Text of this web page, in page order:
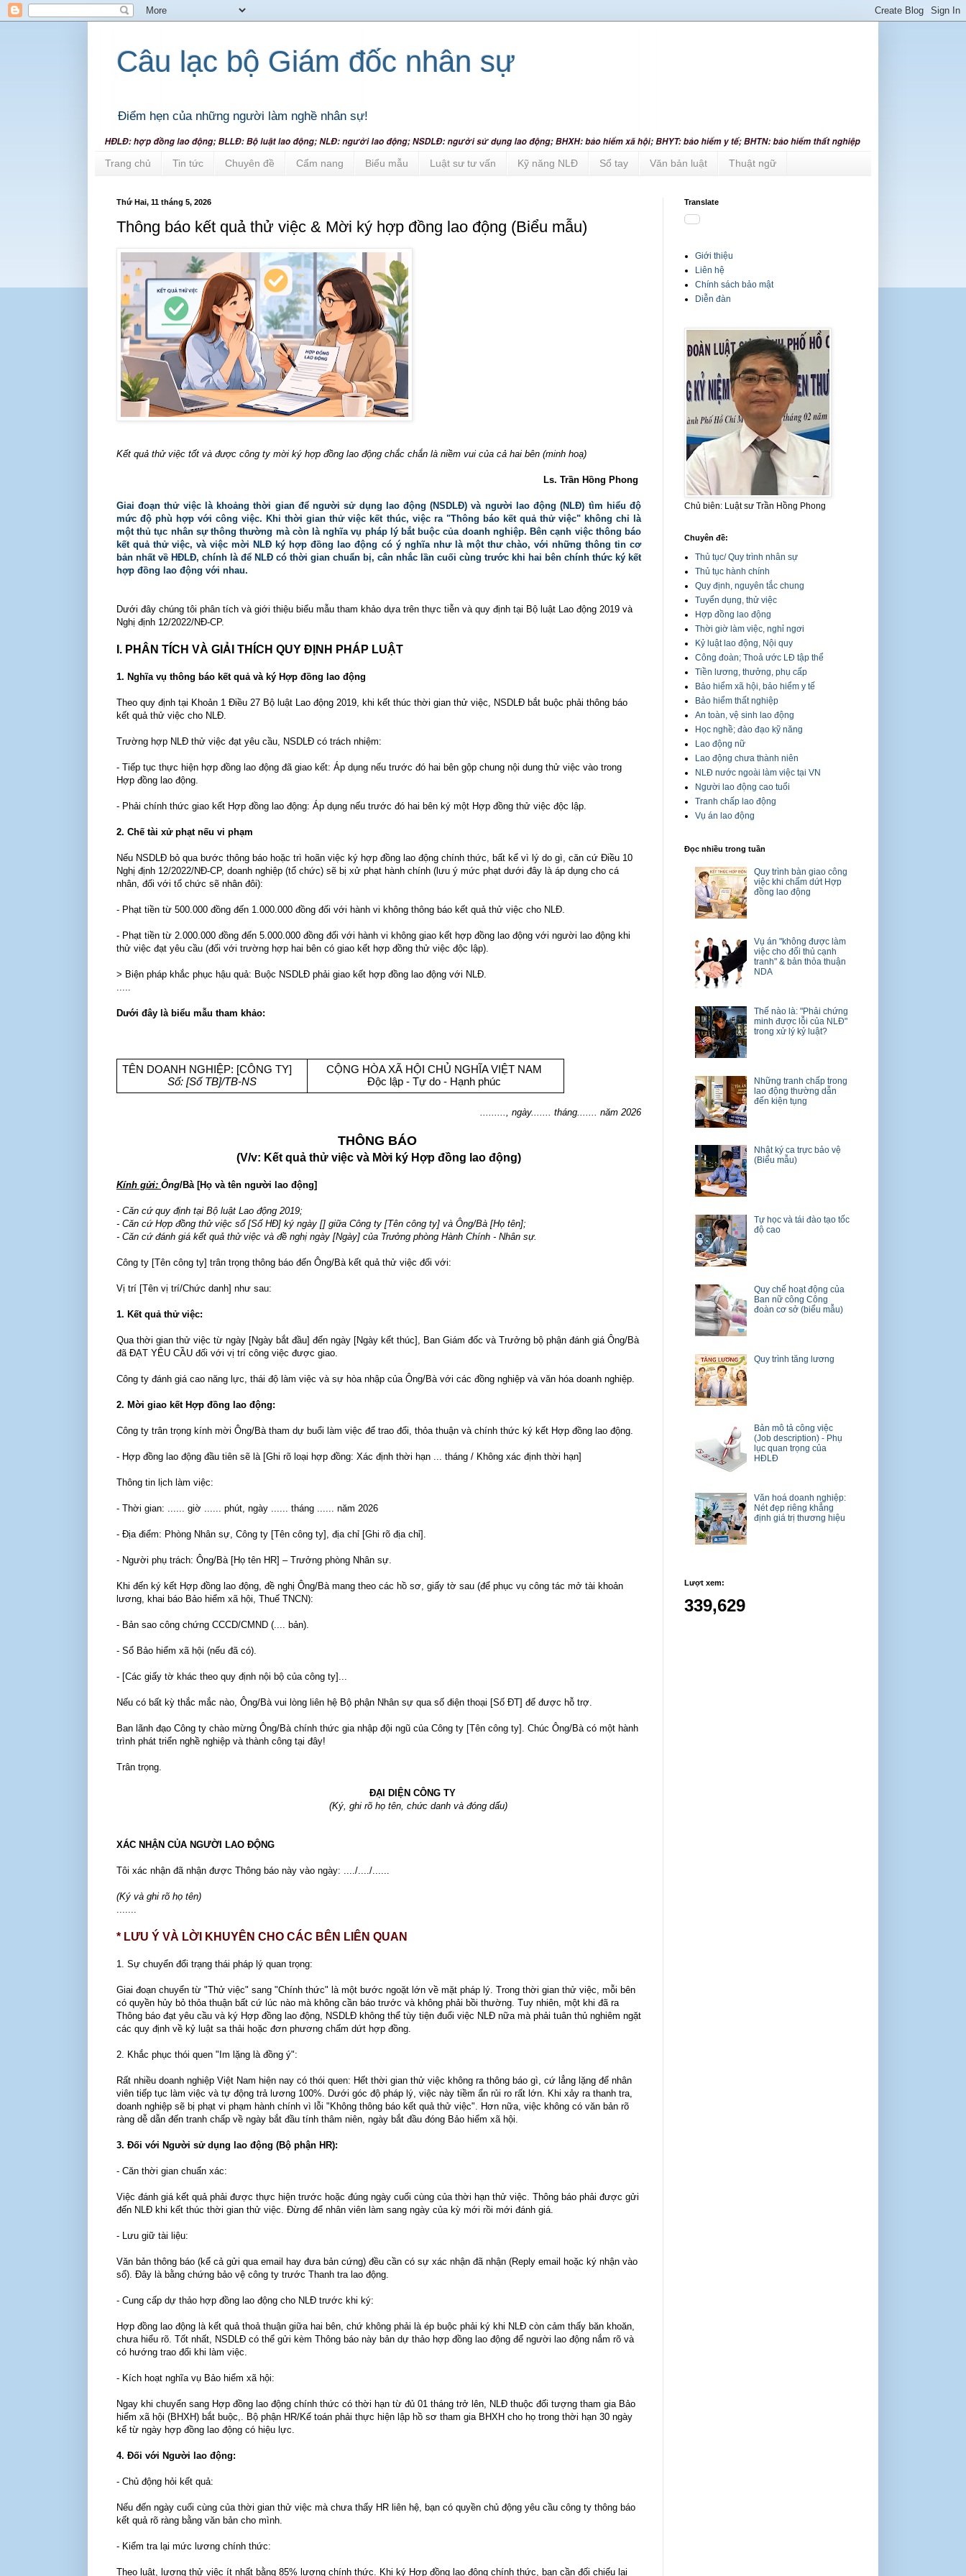
Câu lạc bộ Giám đốc nhân sự
Điểm hẹn của những người làm nghề nhân sự!
Trang chủ Tin tức Chuyên đề Cẩm nang Biểu mẫu Luật sư tư vấn Kỹ năng NLĐ Sổ tay Văn bản luật Thuật ngữ
Thứ Hai, 11 tháng 5, 2026
Thông báo kết quả thử việc & Mời ký hợp đồng lao động (Biểu mẫu)
Kết quả thử việc tốt và được công ty mời ký hợp đồng lao động chắc chắn là niềm vui của cả hai bên (minh hoạ)
Ls. Trần Hồng Phong
Giai đoạn thử việc là khoảng thời gian để người sử dụng lao động (NSDLĐ) và người lao động (NLĐ) tìm hiểu độ
mức độ phù hợp với công việc. Khi thời gian thử việc kết thúc, việc ra "Thông báo kết quả thử việc" không chỉ là
một thủ tục nhân sự thông thường mà còn là nghĩa vụ pháp lý bắt buộc của doanh nghiệp. Bên cạnh việc thông báo
kết quả thử việc, và việc mời NLĐ ký hợp đồng lao động có ý nghĩa như là một thư chào, với những thông tin cơ
bản nhất về HĐLĐ, chính là để NLĐ có thời gian chuẩn bị, cân nhắc lần cuối cùng trước khi hai bên chính thức ký kết
hợp đồng lao động với nhau.
Dưới đây chúng tôi phân tích và giới thiệu biểu mẫu tham khảo dựa trên thực tiễn và quy định tại Bộ luật Lao động 2019 và
Nghị định 12/2022/NĐ-CP.
I. PHÂN TÍCH VÀ GIẢI THÍCH QUY ĐỊNH PHÁP LUẬT
1. Nghĩa vụ thông báo kết quả và ký Hợp đồng lao động
Theo quy định tại Khoản 1 Điều 27 Bộ luật Lao động 2019, khi kết thúc thời gian thử việc, NSDLĐ bắt buộc phải thông báo
kết quả thử việc cho NLĐ.
Trường hợp NLĐ thử việc đạt yêu cầu, NSDLĐ có trách nhiệm:
- Tiếp tục thực hiện hợp đồng lao động đã giao kết: Áp dụng nếu trước đó hai bên gộp chung nội dung thử việc vào trong
Hợp đồng lao động.
- Phải chính thức giao kết Hợp đồng lao động: Áp dụng nếu trước đó hai bên ký một Hợp đồng thử việc độc lập.
2. Chế tài xử phạt nếu vi phạm
Nếu NSDLĐ bỏ qua bước thông báo hoặc trì hoãn việc ký hợp đồng lao động chính thức, bất kể vì lý do gì, căn cứ Điều 10
Nghị định 12/2022/NĐ-CP, doanh nghiệp (tổ chức) sẽ bị xử phạt hành chính (lưu ý mức phạt dưới đây là áp dụng cho cá
nhân, đối với tổ chức sẽ nhân đôi):
- Phạt tiền từ 500.000 đồng đến 1.000.000 đồng đối với hành vi không thông báo kết quả thử việc cho NLĐ.
- Phạt tiền từ 2.000.000 đồng đến 5.000.000 đồng đối với hành vi không giao kết hợp đồng lao động với người lao động khi
thử việc đạt yêu cầu (đối với trường hợp hai bên có giao kết hợp đồng thử việc độc lập).
> Biện pháp khắc phục hậu quả: Buộc NSDLĐ phải giao kết hợp đồng lao động với NLĐ.
Dưới đây là biểu mẫu tham khảo:
TÊN DOANH NGHIỆP: [CÔNG TY]
Số: [Số TB]/TB-NS
CỘNG HÒA XÃ HỘI CHỦ NGHĨA VIỆT NAM
Độc lập - Tự do - Hạnh phúc
........., ngày....... tháng....... năm 2026
THÔNG BÁO
(V/v: Kết quả thử việc và Mời ký Hợp đồng lao động)
Kính gửi: Ông/Bà [Họ và tên người lao động]
- Căn cứ quy định tại Bộ luật Lao động 2019;
- Căn cứ Hợp đồng thử việc số [Số HĐ] ký ngày [] giữa Công ty [Tên công ty] và Ông/Bà [Họ tên];
- Căn cứ đánh giá kết quả thử việc và đề nghị ngày [Ngày] của Trưởng phòng Hành Chính - Nhân sự.
Công ty [Tên công ty] trân trọng thông báo đến Ông/Bà kết quả thử việc đối với:
Vị trí [Tên vị trí/Chức danh] như sau:
1. Kết quả thử việc:
Qua thời gian thử việc từ ngày [Ngày bắt đầu] đến ngày [Ngày kết thúc], Ban Giám đốc và Trưởng bộ phận đánh giá Ông/Bà
đã ĐẠT YÊU CẦU đối với vị trí công việc được giao.
Công ty đánh giá cao năng lực, thái độ làm việc và sự hòa nhập của Ông/Bà với các đồng nghiệp và văn hóa doanh nghiệp.
2. Mời giao kết Hợp đồng lao động:
Công ty trân trọng kính mời Ông/Bà tham dự buổi làm việc để trao đổi, thỏa thuận và chính thức ký kết Hợp đồng lao động.
- Hợp đồng lao động đầu tiên sẽ là [Ghi rõ loại hợp đồng: Xác định thời hạn ... tháng / Không xác định thời hạn]
Thông tin lịch làm việc:
- Thời gian: ...... giờ ...... phút, ngày ...... tháng ...... năm 2026
- Địa điểm: Phòng Nhân sự, Công ty [Tên công ty], địa chỉ [Ghi rõ địa chỉ].
- Người phụ trách: Ông/Bà [Họ tên HR] – Trưởng phòng Nhân sự.
Khi đến ký kết Hợp đồng lao động, đề nghị Ông/Bà mang theo các hồ sơ, giấy tờ sau (để phục vụ công tác mở tài khoản
lương, khai báo Bảo hiểm xã hội, Thuế TNCN):
- Bản sao công chứng CCCD/CMND (.... bản).
- Sổ Bảo hiểm xã hội (nếu đã có).
- [Các giấy tờ khác theo quy định nội bộ của công ty]...
Nếu có bất kỳ thắc mắc nào, Ông/Bà vui lòng liên hệ Bộ phận Nhân sự qua số điện thoại [Số ĐT] để được hỗ trợ.
Ban lãnh đạo Công ty chào mừng Ông/Bà chính thức gia nhập đội ngũ của Công ty [Tên công ty]. Chúc Ông/Bà có một hành
trình phát triển nghề nghiệp và thành công tại đây!
Trân trọng.
ĐẠI DIỆN CÔNG TY
(Ký, ghi rõ họ tên, chức danh và đóng dấu)
XÁC NHẬN CỦA NGƯỜI LAO ĐỘNG
Tôi xác nhận đã nhận được Thông báo này vào ngày: ..../..../......
(Ký và ghi rõ họ tên)
* LƯU Ý VÀ LỜI KHUYÊN CHO CÁC BÊN LIÊN QUAN
1. Sự chuyển đổi trạng thái pháp lý quan trọng:
Giai đoạn chuyển từ "Thử việc" sang "Chính thức" là một bước ngoặt lớn về mặt pháp lý. Trong thời gian thử việc, mỗi bên
có quyền hủy bỏ thỏa thuận bất cứ lúc nào mà không cần báo trước và không phải bồi thường. Tuy nhiên, một khi đã ra
Thông báo đạt yêu cầu và ký Hợp đồng lao động, NSDLĐ không thể tùy tiện đuổi việc NLĐ nữa mà phải tuân thủ nghiêm ngặt
các quy định về kỷ luật sa thải hoặc đơn phương chấm dứt hợp đồng.
2. Khắc phục thói quen "Im lặng là đồng ý":
Rất nhiều doanh nghiệp Việt Nam hiện nay có thói quen: Hết thời gian thử việc không ra thông báo gì, cứ lẳng lặng để nhân
viên tiếp tục làm việc và tự động trả lương 100%. Dưới góc độ pháp lý, việc này tiềm ẩn rủi ro rất lớn. Khi xảy ra thanh tra,
doanh nghiệp sẽ bị phạt vi phạm hành chính vì lỗi "Không thông báo kết quả thử việc". Hơn nữa, việc không có văn bản rõ
ràng dễ dẫn đến tranh chấp về ngày bắt đầu tính thâm niên, ngày bắt đầu đóng Bảo hiểm xã hội.
3. Đối với Người sử dụng lao động (Bộ phận HR):
- Căn thời gian chuẩn xác:
Việc đánh giá kết quả phải được thực hiện trước hoặc đúng ngày cuối cùng của thời hạn thử việc. Thông báo phải được gửi
đến NLĐ khi kết thúc thời gian thử việc. Đừng để nhân viên làm sang ngày của kỳ mới rồi mới đánh giá.
- Lưu giữ tài liệu:
Văn bản thông báo (kể cả gửi qua email hay đưa bản cứng) đều cần có sự xác nhận đã nhận (Reply email hoặc ký nhận vào
sổ). Đây là bằng chứng bảo vệ công ty trước Thanh tra lao động.
- Cung cấp dự thảo hợp đồng lao động cho NLĐ trước khi ký:
Hợp đồng lao động là kết quả thoả thuận giữa hai bên, chứ không phải là ép buộc phải ký khi NLĐ còn cảm thấy băn khoăn,
chưa hiểu rõ. Tốt nhất, NSDLĐ có thể gửi kèm Thông báo này bản dự thảo hợp đồng lao động để người lao động nắm rõ và
có hướng trao đổi khi làm việc.
- Kích hoạt nghĩa vụ Bảo hiểm xã hội:
Ngay khi chuyển sang Hợp đồng lao động chính thức có thời hạn từ đủ 01 tháng trở lên, NLĐ thuộc đối tượng tham gia Bảo
hiểm xã hội (BHXH) bắt buộc,. Bộ phận HR/Kế toán phải thực hiện lập hồ sơ tham gia BHXH cho họ trong thời hạn 30 ngày
kể từ ngày hợp đồng lao động có hiệu lực.
4. Đối với Người lao động:
- Chủ động hỏi kết quả:
Nếu đến ngày cuối cùng của thời gian thử việc mà chưa thấy HR liên hệ, bạn có quyền chủ động yêu cầu công ty thông báo
kết quả rõ ràng bằng văn bản cho mình.
- Kiểm tra lại mức lương chính thức:
Theo luật, lương thử việc ít nhất bằng 85% lương chính thức. Khi ký Hợp đồng lao động chính thức, bạn cần đối chiếu lại
Translate
Giới thiệu
Liên hệ
Chính sách bảo mật
Diễn đàn
Chủ biên: Luật sư Trần Hồng Phong
Chuyên đề:
Thủ tục/ Quy trình nhân sự
Thủ tục hành chính
Quy định, nguyên tắc chung
Tuyển dụng, thử việc
Hợp đồng lao động
Thời giờ làm việc, nghỉ ngơi
Kỷ luật lao động, Nội quy
Công đoàn; Thoả ước LĐ tập thể
Tiền lương, thưởng, phụ cấp
Bảo hiểm xã hội, bảo hiểm y tế
Bảo hiểm thất nghiệp
An toàn, vệ sinh lao động
Học nghề; đào đạo kỹ năng
Lao động nữ
Lao động chưa thành niên
NLĐ nước ngoài làm việc tại VN
Người lao động cao tuổi
Tranh chấp lao động
Vụ án lao động
Đọc nhiều trong tuần
Quy trình bàn giao công
việc khi chấm dứt Hợp
đồng lao động
Vụ án "không được làm
việc cho đối thủ cạnh
tranh" & bản thỏa thuận
NDA
Thế nào là: "Phải chứng
minh được lỗi của NLĐ"
trong xử lý kỷ luật?
Những tranh chấp trong
lao động thường dẫn
đến kiện tụng
Nhật ký ca trực bảo vệ
(Biểu mẫu)
Tự học và tái đào tạo tốc
độ cao
Quy chế hoạt động của
Ban nữ công Công
đoàn cơ sở (biểu mẫu)
Quy trình tăng lương
Bản mô tả công việc
(Job description) - Phụ
lục quan trọng của
HĐLĐ
Văn hoá doanh nghiệp:
Nét đẹp riêng khẳng
định giá trị thương hiệu
Lượt xem:
339,629